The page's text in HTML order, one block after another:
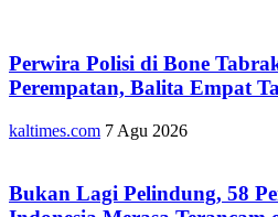
Perwira Polisi di Bone
Perempatan, Balita Empat
kaltimes.com 7 Agu 2026
Bukan Lagi Pelindung, 58